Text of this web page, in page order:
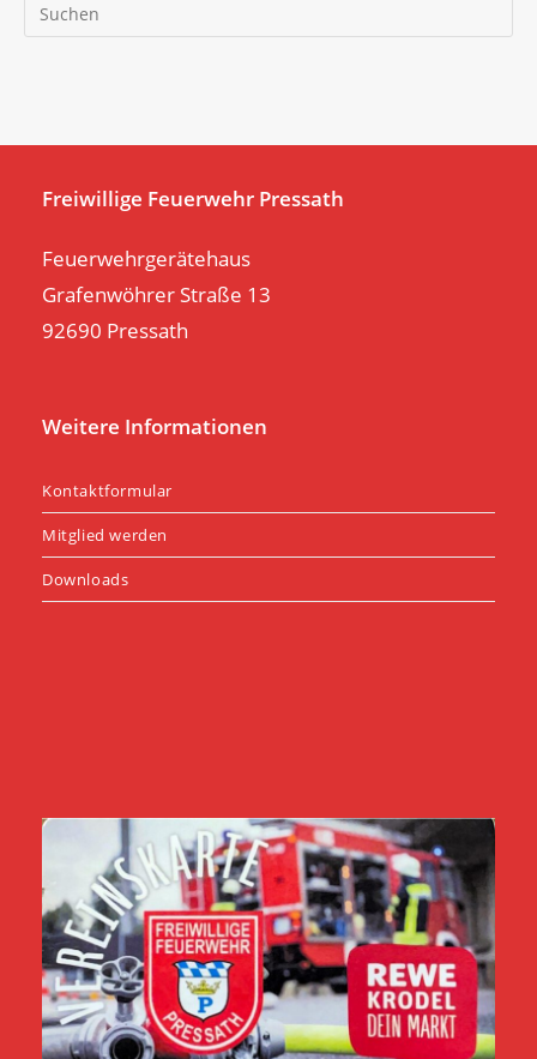
Freiwillige Feuerwehr Pressath
Feuerwehrgerätehaus
Grafenwöhrer Straße 13
92690 Pressath
Weitere Informationen
Kontaktformular
Mitglied werden
Downloads